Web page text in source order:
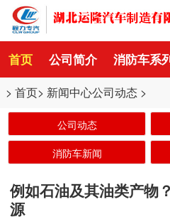
首页 公司简介 消防车系
>首页> 新闻中心公司动态 >
公司动态
消防车新闻
例如石油及其油类产物
源